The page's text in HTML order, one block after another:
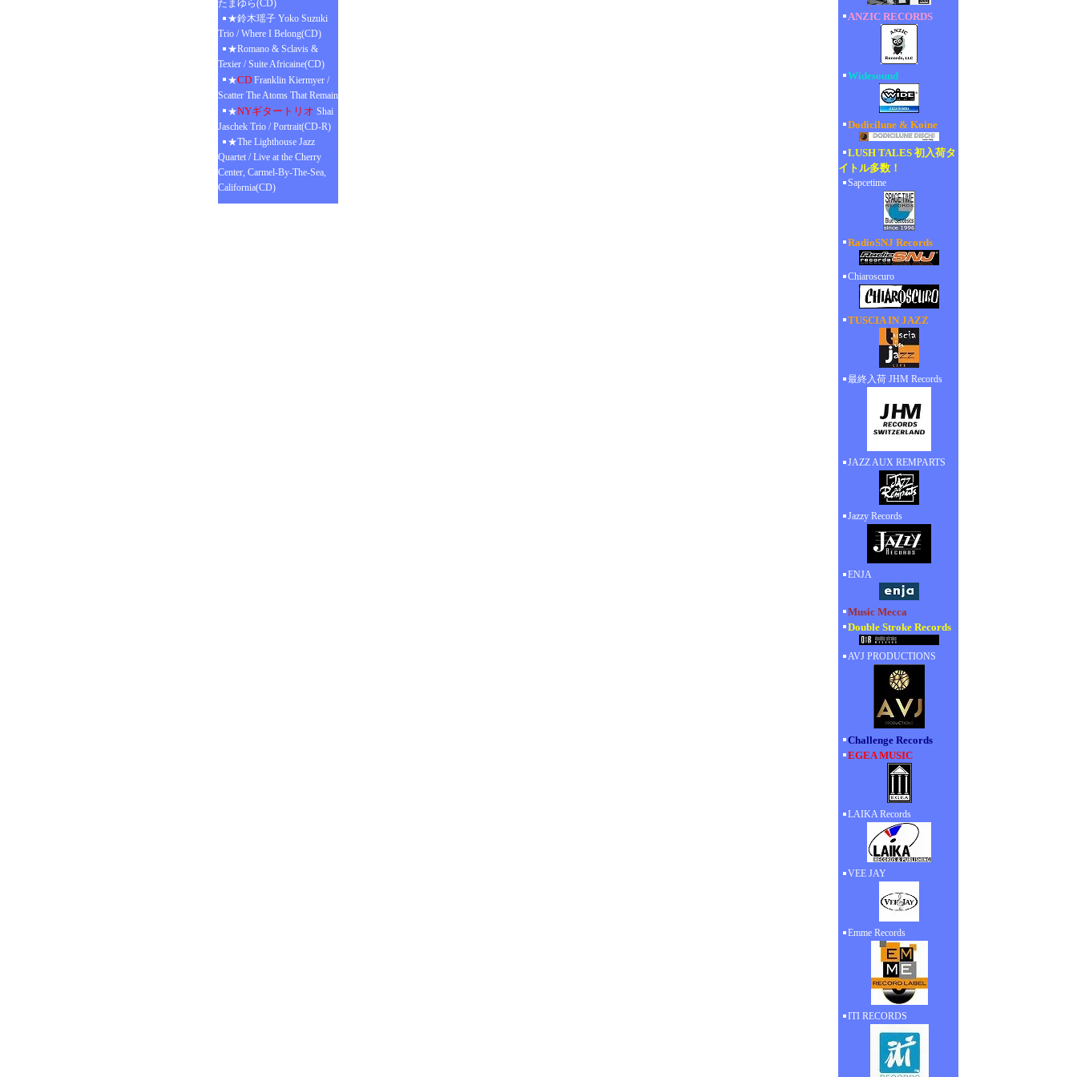
たまゆら(CD)
★鈴木瑶子 Yoko Suzuki
Trio / Where I Belong(CD)
★Romano & Sclavis &
Texier / Suite Africaine(CD)
★CD Franklin Kiermyer /
Scatter The Atoms That Remain
★NYギタートリオ Shai
Jaschek Trio / Portrait(CD-R)
★The Lighthouse Jazz
Quartet / Live at the Cherry
Center, Carmel-By-The-Sea,
California(CD)
ANZIC RECORDS
Widesound
Dodicilune & Koine
LUSH TALES 初入荷タ
イトル多数！
Sapcetime
RadioSNJ Records
Chiaroscuro
TUSCIA IN JAZZ
最終入荷 JHM Records
JAZZ AUX REMPARTS
Jazzy Records
ENJA
Music Mecca
Double Stroke Records
AVJ PRODUCTIONS
Challenge Records
EGEA MUSIC
LAIKA Records
VEE JAY
Emme Records
ITI RECORDS